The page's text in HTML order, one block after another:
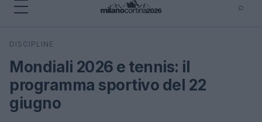
⌕
Cerca
DISCIPLINE
Mondiali 2026 e tennis: il
programma sportivo del 22
giugno